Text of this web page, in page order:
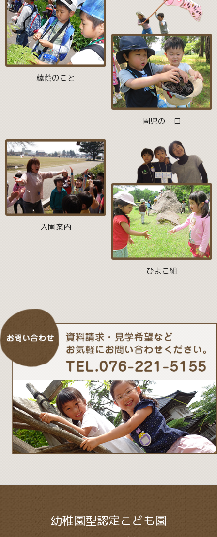
藤蔭のこと
園児の一日
入園案内
ひよこ組
幼稚園型認定こども園